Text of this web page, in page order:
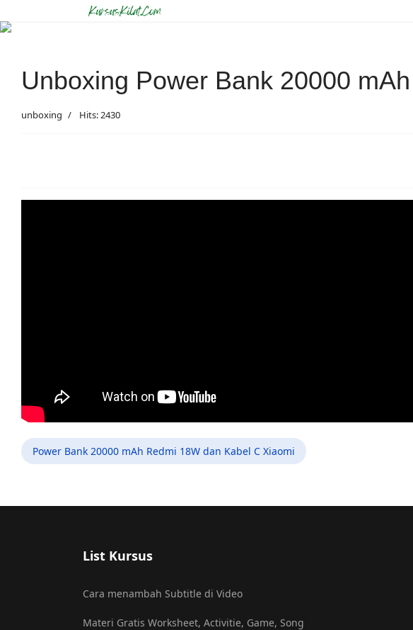
Unboxing Power Bank 20000
unboxing Hits: 2430
Power Bank 20000 mAh Redmi 18W dan Kabel C Xiaomi
List Kursus
Cara menambah Subtitle di Video
Materi Gratis Worksheet, Activitie, Game, Song